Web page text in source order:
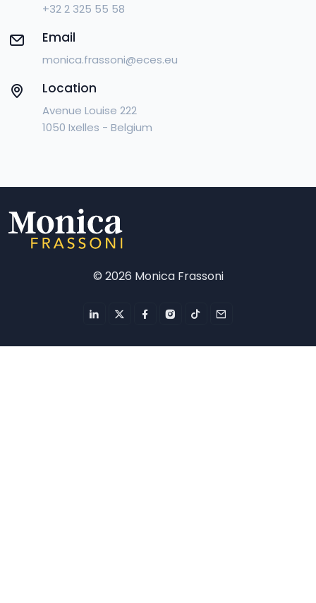
+32 2 325 55 58
Email
monica.frassoni@eces.eu
Location
Avenue Louise 222
1050 Ixelles - Belgium
© 2026 Monica Frassoni